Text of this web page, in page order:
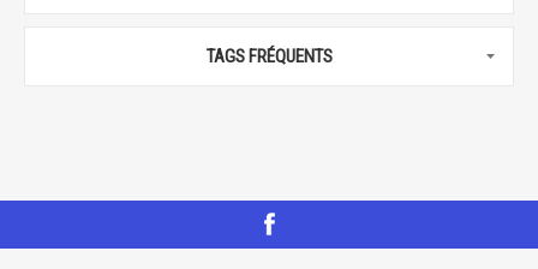
TAGS FRÉQUENTS